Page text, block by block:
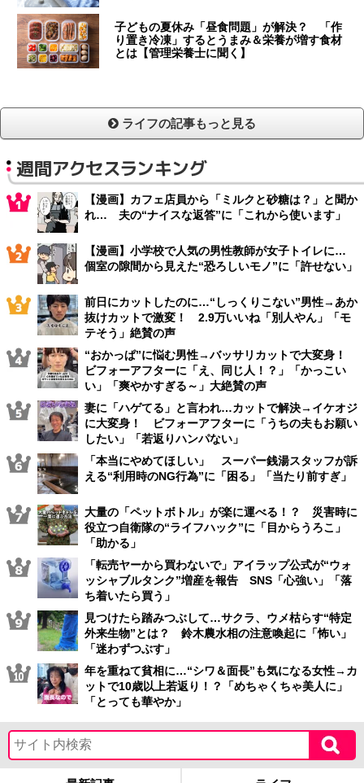
子どもの夏休み「昼食問題」が解決？ 「作
り置き冷凍」するとうまみ＆栄養が増す食材
とは【管理栄養士に聞く】
ライフの記事もっと見る
週間アクセスランキング
【漫画】カフェ店員から「ミルクと砂糖は？」と聞か
れ… 夫の“ナイスな返答”に「これから使います」
【漫画】小学校で人気の男性教師が女子トイレに…
個室の隙間から見えた“恐ろしいモノ”に「許せない」
前日にカットしたのに…“しっくりこない”男性→あか
抜けカットで激変！ 2.9万いいね「別人やん」「モ
テそう」絶賛の声
“おかっぱ”に悩む男性→バッサリカットで大変身！
ビフォーアフターに「え、同じ人！？」「かっこい
い」「爽やかすぎる～」大絶賛の声
妻に「ハゲてる」と言われ…カットで解決→イケオジ
に大変身！ ビフォーアフターに「うちの夫もお願い
したい」「若返りハンパない」
「本当にやめてほしい」 スーパー銭湯スタッフが訴
える“利用時のNG行為”に「困る」「当たり前すぎ」
大量の「ペットボトル」が楽に運べる！？ 災害時に
役立つ自衛隊の“ライフハック”に「目からうろこ」
「助かる」
「転売ヤーから買わないで」アイラップ公式が“ウォ
ッシャブルタンク”増産を報告 SNS「心強い」「落
ち着いたら買う」
見つけたら踏みつぶして…サクラ、ウメ枯らす“特定
外来生物”とは？ 鈴木農水相の注意喚起に「怖い」
「迷わずつぶす」
年を重ねて貧相に…“シワ＆面長”も気になる女性→カ
ットで10歳以上若返り！？「めちゃくちゃ美人に」
「とっても華やか」